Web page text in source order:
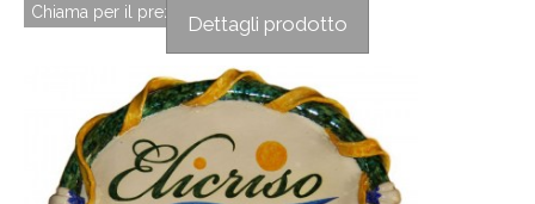
Chiama per il prezzo
Dettagli prodotto